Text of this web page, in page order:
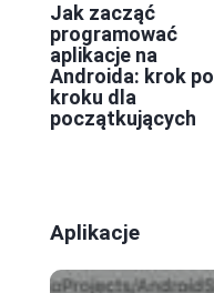
Jak zacząć
programować
aplikacje na
Androida: krok po
kroku dla
początkujących
Aplikacje